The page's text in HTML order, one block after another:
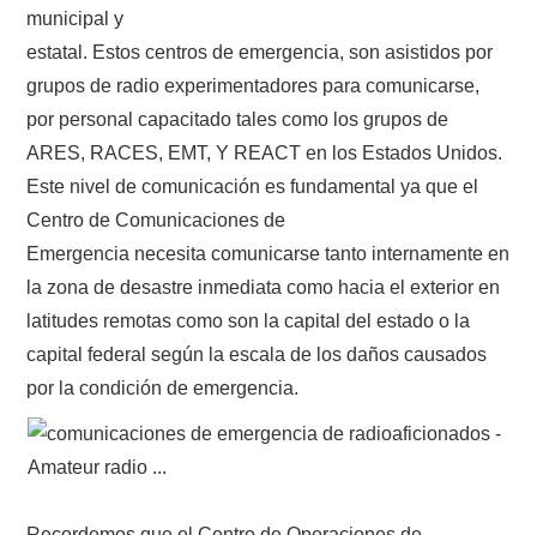
municipal y
estatal. Estos centros de emergencia, son asistidos por
grupos de radio experimentadores para comunicarse,
por personal capacitado tales como los grupos de
ARES, RACES, EMT, Y REACT en los Estados Unidos.
Este nivel de comunicación es fundamental ya que el
Centro de Comunicaciones de
Emergencia necesita comunicarse tanto internamente en
la zona de desastre inmediata como hacia el exterior en
latitudes remotas como son la capital del estado o la
capital federal según la escala de los daños causados
por la condición de emergencia.